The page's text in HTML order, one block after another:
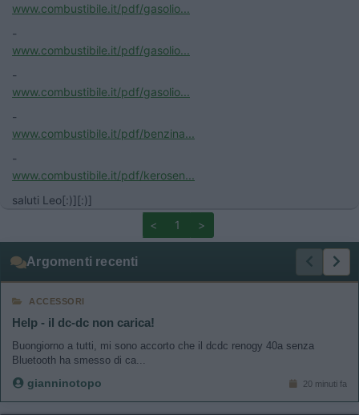
www.combustibile.it/pdf/gasolio...
-
www.combustibile.it/pdf/gasolio...
-
www.combustibile.it/pdf/gasolio...
-
www.combustibile.it/pdf/benzina...
-
www.combustibile.it/pdf/kerosen...
saluti Leo[:)][:)]
<
1 >
Argomenti recenti
ACCESSORI
Help - il dc-dc non carica!
Buongiorno a tutti, mi sono accorto che il dcdc renogy 40a senza
Bluetooth ha smesso di ca...
gianninotopo 20 minuti fa